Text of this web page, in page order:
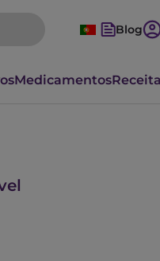
Blog
Medicamentos